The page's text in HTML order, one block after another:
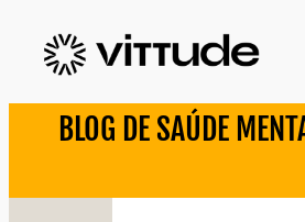
BLOG DE SAÚDE